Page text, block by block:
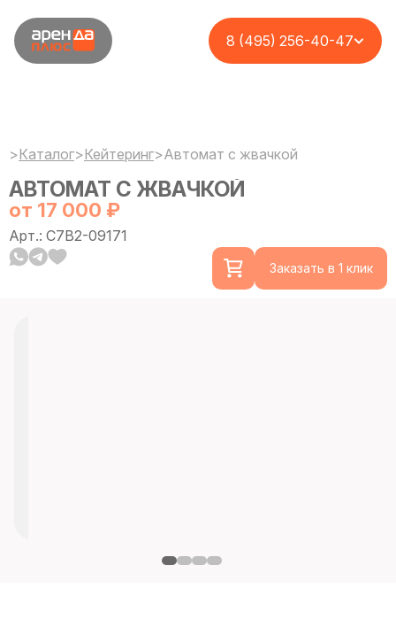
8 (495) 256-40-47
>Каталог>Кейтеринг>Автомат с жвачкой
АВТОМАТ С ЖВАЧКОЙ
от 17 000 ₽
Арт.: C7B2-09171
Заказать в 1 клик